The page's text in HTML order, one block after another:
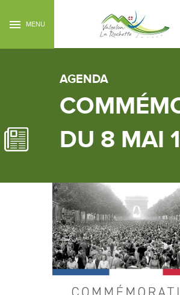
MENU
AGENDA
DU 8 MAI